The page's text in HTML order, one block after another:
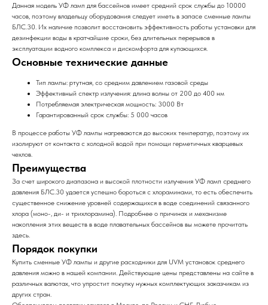
Данная модель УФ ламп для бассейнов имеет средний срок службы до 10000
часов, поэтому владельцу оборудования следует иметь в запасе сменные лампы
БЛС.30. Их наличие позволит восстановить эффективность работы установки для
дезинфекции воды в кратчайшие сроки, без длительных перерывов в
эксплуатации водного комплекса и дискомфорта для купающихся.
Основные технические данные
Тип лампы: ртутная, со средним давлением газовой среды
Эффективный спектр излучения: длина волны от 200 до 400 нм
Потребляемая электрическая мощность: 3000 Вт
Гарантированный срок службы: 5 000 часов
В процессе работы УФ лампы нагреваются до высоких температур, поэтому их
изолируют от контакта с холодной водой при помощи герметичных кварцевых
чехлов.
Преимущества
За счет широкого диапазона и высокой плотности излучения УФ ламп среднего
давления БЛС.30 удается успешно бороться с хлораминами, то есть обеспечить
существенное снижение уровней содержащихся в воде соединений связанного
хлора (моно-, ди- и трихлорамина). Подробнее о причинах и механизме
накопления этих веществ в воде плавательных бассейнов вы можете прочитать
здесь.
Порядок покупки
Купить сменные УФ лампы и другие расходники для UVM установок среднего
давления можно в нашей компании. Действующие цены представлены на сайте в
различных валютах, что упростит покупку нужных комплектующих заказчикам из
других стран.